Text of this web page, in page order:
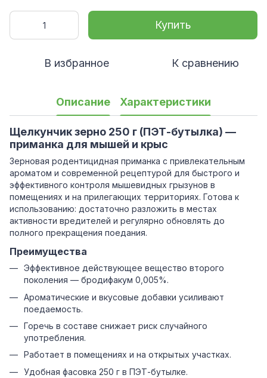
Купить
В избранное К сравнению
Описание Характеристики
Щелкунчик зерно 250 г (ПЭТ-бутылка) —
приманка для мышей и крыс
Зерновая родентицидная приманка с привлекательным
ароматом и современной рецептурой для быстрого и
эффективного контроля мышевидных грызунов в
помещениях и на прилегающих территориях. Готова к
использованию: достаточно разложить в местах
активности вредителей и регулярно обновлять до
полного прекращения поедания.
Преимущества
Эффективное действующее вещество второго
поколения — бродифакум 0,005%.
Ароматические и вкусовые добавки усиливают
поедаемость.
Горечь в составе снижает риск случайного
употребления.
Работает в помещениях и на открытых участках.
Удобная фасовка 250 г в ПЭТ-бутылке.